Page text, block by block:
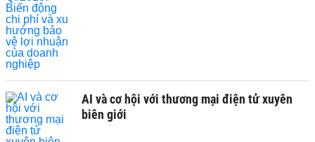
AI và cơ hội với thương mại điện tử xuyên
biên giới